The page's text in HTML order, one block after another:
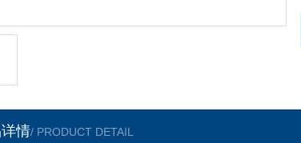
情/ PRODUCT DETAIL